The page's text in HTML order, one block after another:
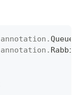
annotation .Queue
annotation .